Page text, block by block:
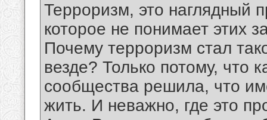
Терроризм, это наглядный
которое не понимает этих
Почему терроризм стал
везде? Только потому, что
сообщества решила, что
жить. И неважно, где это